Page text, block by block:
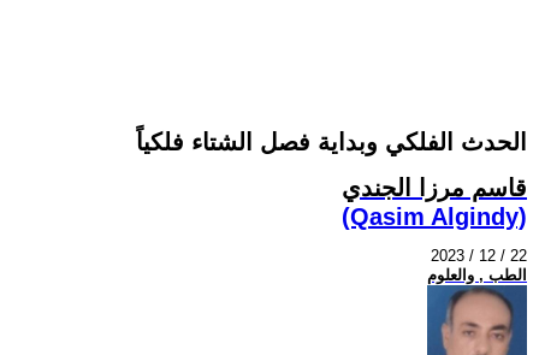
الحدث الفلكي وبداية فصل الشتاء فلكياً
قاسم مرزا الجندي
(Qasim Algindy)
2023 / 12 / 22
الطب , والعلوم